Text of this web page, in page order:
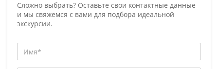
Сложно выбрать? Оставьте свои контактные данные
и мы свяжемся с вами для подбора идеальной
экскурсии.